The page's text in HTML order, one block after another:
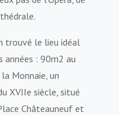
trouvé le lieu idéal
années : 90m2 au
Monnaie, un
XVIIe siècle, situé
Châteauneuf et